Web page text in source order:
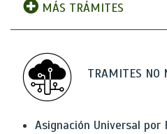
MÁS TRÁMITES
TRAMITES NO
Asignación Universal por